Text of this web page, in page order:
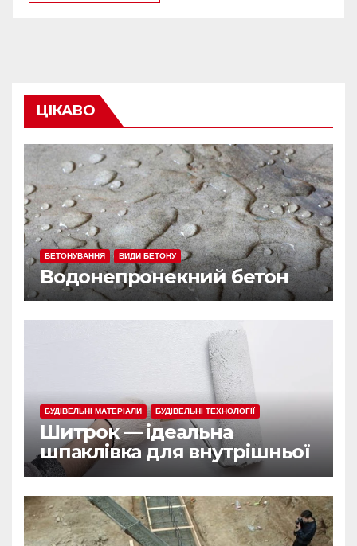
ЦІКАВО
БЕТОНУВАННЯ ВИДИ БЕТОНУ
Водонепронекний бетон
БУДІВЕЛЬНІ МАТЕРІАЛИ БУДІВЕЛЬНІ ТЕХНОЛОГІЇ
Шитрок — ідеальна
шпаклівка для внутрішньої
обробки